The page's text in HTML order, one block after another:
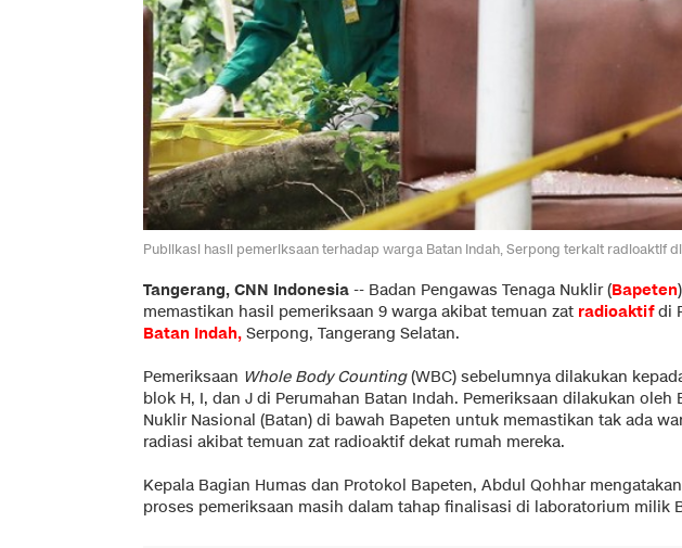
Publikasi hasil pemeriksaan terhadap warga Batan Indah, Serpong terkait radioaktif
Tangerang, CNN Indonesia -- Badan Pengawas Tenaga Nuklir (Bapeten
memastikan hasil pemeriksaan 9 warga akibat temuan zat radioaktifdi
Batan Indah, Serpong, Tangerang Selatan.
Pemeriksaan Whole Body Counting(WBC) sebelumnya dilakukan
blok H, I, dan J di Perumahan Batan Indah. Pemeriksaan dilakukan oleh
Nuklir Nasional (Batan) di bawah Bapeten untuk memastikan tak ada
radiasi akibat temuan zat radioaktif dekat rumah mereka.
Kepala Bagian Humas dan Protokol Bapeten, Abdul Qohhar
proses pemeriksaan masih dalam tahap finalisasi di laboratorium milik